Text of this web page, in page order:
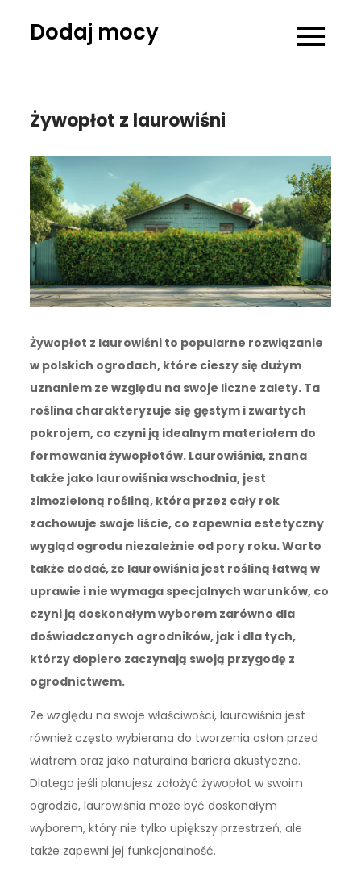
Dodaj mocy
Żywopłot z laurowiśni
Żywopłot z laurowiśni to popularne rozwiązanie
w polskich ogrodach, które cieszy się dużym
uznaniem ze względu na swoje liczne zalety. Ta
roślina charakteryzuje się gęstym i zwartych
pokrojem, co czyni ją idealnym materiałem do
formowania żywopłotów. Laurowiśnia, znana
także jako laurowiśnia wschodnia, jest
zimozieloną rośliną, która przez cały rok
zachowuje swoje liście, co zapewnia estetyczny
wygląd ogrodu niezależnie od pory roku. Warto
także dodać, że laurowiśnia jest rośliną łatwą w
uprawie i nie wymaga specjalnych warunków, co
czyni ją doskonałym wyborem zarówno dla
doświadczonych ogrodników, jak i dla tych,
którzy dopiero zaczynają swoją przygodę z
ogrodnictwem.
Ze względu na swoje właściwości, laurowiśnia jest
również często wybierana do tworzenia osłon przed
wiatrem oraz jako naturalna bariera akustyczna.
Dlatego jeśli planujesz założyć żywopłot w swoim
ogrodzie, laurowiśnia może być doskonałym
wyborem, który nie tylko upiększy przestrzeń, ale
także zapewni jej funkcjonalność.